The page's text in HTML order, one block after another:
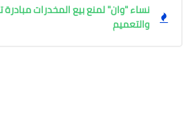
نساء "وان" لمنع بيع المخدرات
والتعميم